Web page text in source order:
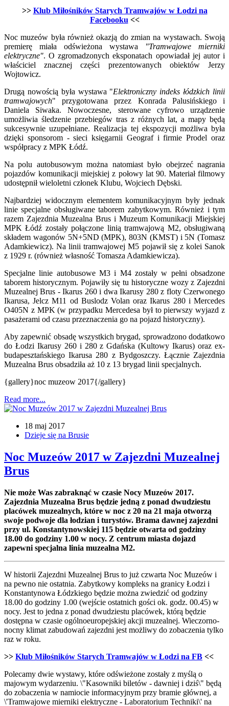
>> Klub Miłośników Starych Tramwajów w Łodzi na
Facebooku <<
Noc muzeów była również okazją do zmian na wystawach. Swoją
premierę miała odświeżona wystawa
"Tramwajowe mierniki
elektryczne". O zgromadzonych eksponatach opowiadał jej autor i
właściciel znacznej części prezentowanych obiektów Jerzy
Wojtowicz.
Drugą nowością była wystawa "Elektroniczny indeks łódzkich linii
tramwajowych" przygotowana przez Konrada Palusińskiego i
Daniela Siwaka. Nowoczesne, sterowane cyfrowo urządzenie
umożliwia śledzenie przebiegów tras z różnych lat, a mapy będą
sukcesywnie uzupełniane. Realizacja tej ekspozycji możliwa była
dzięki sponsorom - sieci księgarnii Geograf i firmie Prodel oraz
współpracy z MPK Łódź.
Na polu autobusowym można natomiast było obejrzeć nagrania
pojazdów komunikacji miejskiej z połowy lat 90. Materiał filmowy
udostępnił wieloletni członek Klubu, Wojciech Dębski.
Najbardziej widocznym elementem komunikacyjnym były jednak
linie specjalne obsługiwane taborem zabytkowym. Również i tym
razem Zajezdnia Muzealna Brus i Muzeum Komunikacji Miejskiej
MPK Łódź zostały połączone linią tramwajową M2, obsługiwaną
składem wagonów 5N+5ND (MPK), 803N (KMST) i 5N (Tomasz
Adamkiewicz). Na linii tramwajowej M5 pojawił się z kolei Sanok
z 1929 r. (również własność Tomasza Adamkiewicza).
Specjalne linie autobusowe M3 i M4 zostały w pełni obsadzone
taborem historycznym. Pojawiły się tu historyczne wozy z Zajezdni
Muzealnej Brus - Ikarus 260 i dwa Ikarusy 280 z floty Czerwonego
Ikarusa, Jelcz M11 od Buslodz Volan oraz Ikarus 280 i Mercedes
O405N z MPK (w przypadku Mercedesa był to pierwszy wyjazd z
pasażerami od czasu przeznaczenia go na pojazd historyczny).
Aby zapewnić obsadę wszystkich brygad, sprowadzono dodatkowo
do Łodzi Ikarusy 260 i 280 z Gdańska (Kultowy Ikarus) oraz ex-
budapesztańskiego Ikarusa 280 z Bydgoszczy. Łącznie Zajezdnia
Muzealna Brus obsadziła aż 10 z 13 brygad linii specjalnych.
{gallery}noc muzeow 2017{/gallery}
Read more...
18 maj 2017
Dzieje się na Brusie
Noc Muzeów 2017 w Zajezdni Muzealnej
Brus
Nie może Was zabraknąć w czasie Nocy Muzeów 2017.
Zajezdnia Muzealna Brus będzie jedną z ponad dwudziestu
placówek muzealnych, które w noc z 20 na 21 maja otworzą
swoje podwoje dla łodzian i turystów. Brama dawnej zajezdni
przy ul. Konstantynowskiej 115 będzie otwarta od godziny
18.00 do godziny 1.00 w nocy. Z centrum miasta dojazd
zapewni specjalna linia muzealna M2.
W historii Zajezdni Muzealnej Brus to już czwarta Noc Muzeów i
na pewno nie ostatnia. Zabytkowy kompleks na granicy Łodzi i
Konstantynowa Łódzkiego będzie można zwiedzić od godziny
18.00 do godziny 1.00 (wejście ostatnich gości ok. godz. 00.45) w
nocy. Jest to jedna z ponad dwudziestu placówek, którą będzie
dostępna w czasie ogólnoeuropejskiej akcji muzealnej. Wieczorno-
nocny klimat zabudowań zajezdni jest możliwy do zobaczenia tylko
raz w roku.
>> Klub Miłośników Starych Tramwajów w Łodzi na FB <<
Polecamy dwie wystawy, które odświeżone zostały z myślą o
majowym wydarzeniu. \"Kasowniki biletów - dawniej i dziś\" będą
do zobaczenia w namiocie informacyjnym przy bramie głównej, a
\'Tramwajowe mierniki elektryczne - Laboratorium Techniki\' na